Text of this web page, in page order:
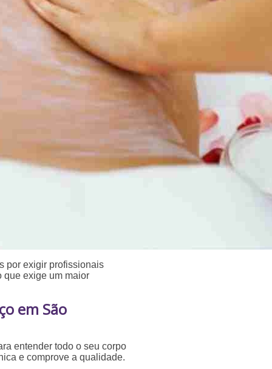
por exigir profissionais
que exige um maior
em São
entender todo o seu corpo
e comprove a qualidade.